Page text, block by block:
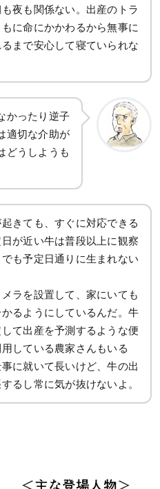
夜も関係ない。出産のトラ
に命にかかわるから無事に
まで安心して寝ていられな
かったり逆子
適切な介助が
どうしようも
きても、すぐに対応できる
が近い牛は普段以上に観察
も予定日通りに生まれない
ラを設置して、家にいても
るようにしているんだ。牛
て出産を予測するような便
している農家さんもいる
に就いて長いけど、牛の出
るし常に気が抜けないよ。